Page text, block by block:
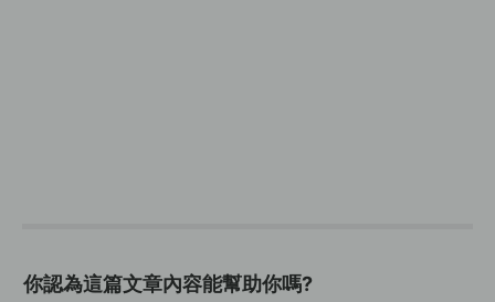
你認為這篇文章內容能幫助你嗎?